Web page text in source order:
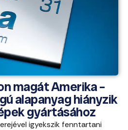
magát Amerika –
alapanyag hiányzik
gyártásához
igyekszik fenntartani